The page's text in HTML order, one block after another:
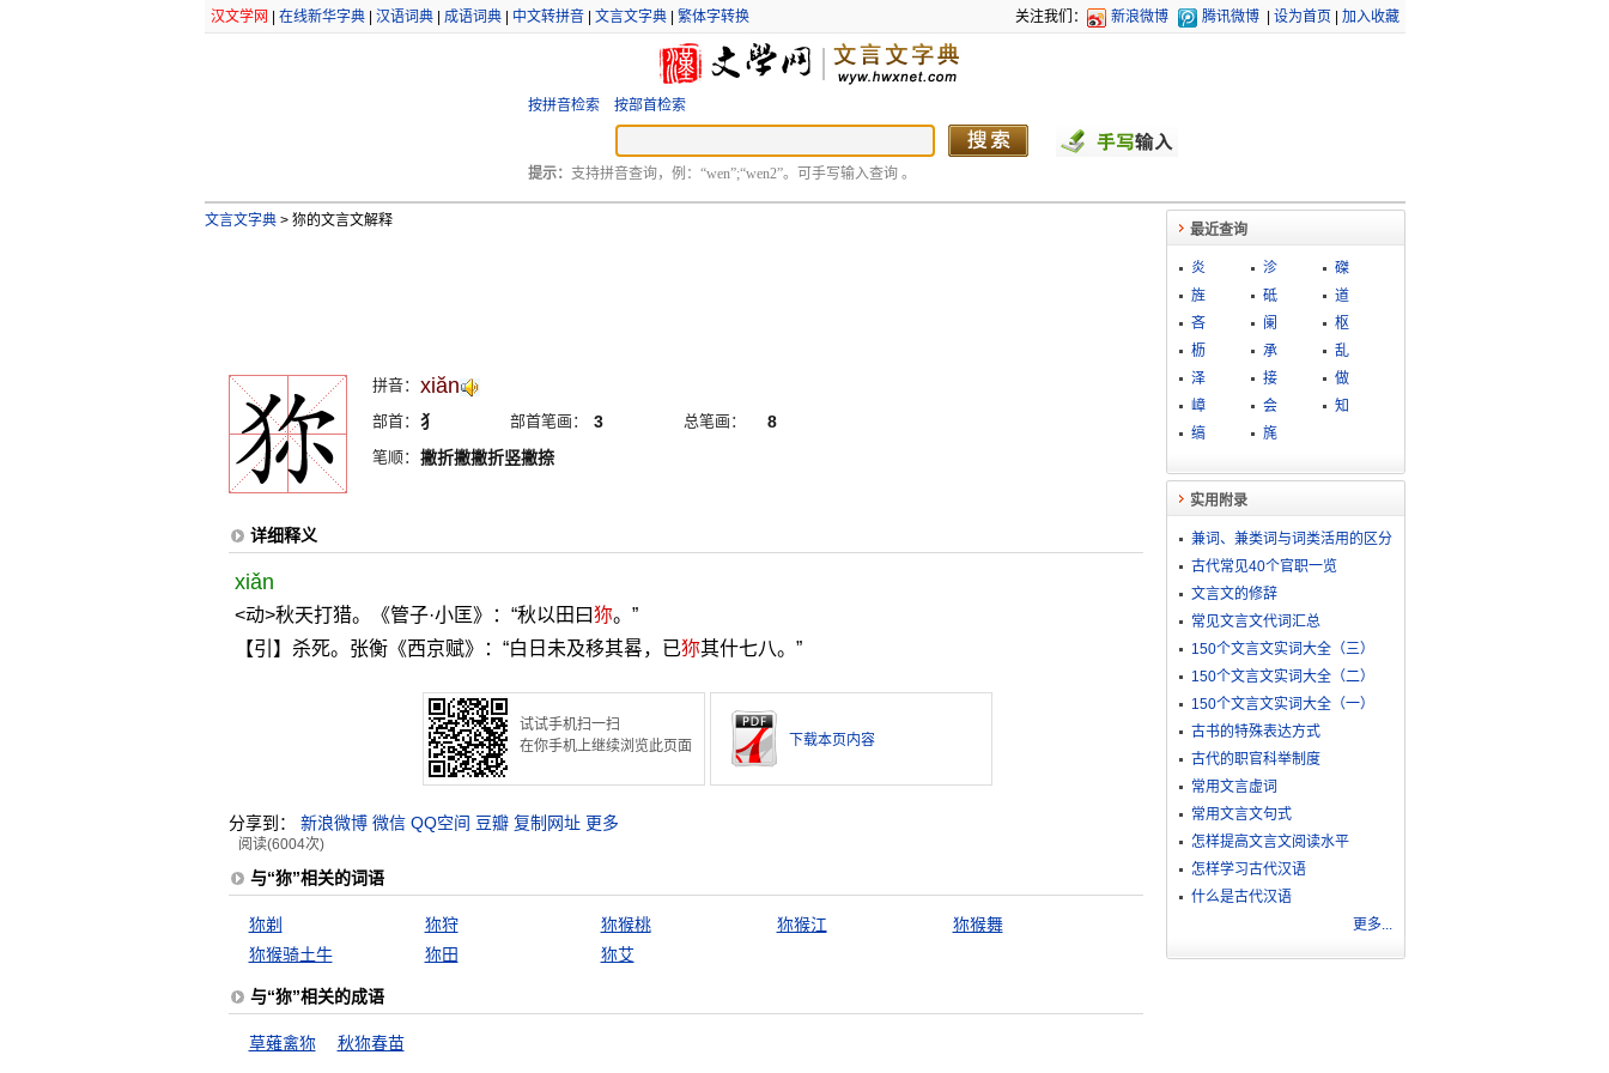
汉文学网 在线新华字典| 汉语词典| 成语词典| 中文转拼音| 文言文字典| 繁体字转换 关注我们： 新浪微博 腾讯微博 设为首页 加入收藏
按拼音检索 按部首检索
提示： 支持拼音查询，例：“wen”;“wen2”。可手写输入查询 。
文言文字典 >狝的文言文解释
拼音： xiăn
部首： 犭 部首笔画： 3 总笔画： 8
笔顺： 撇折撇撇折竖撇捺
详细释义
xiǎn
<动>秋天打猎。《管子·小匡》：“秋以田曰狝。”
【引】杀死。张衡《西京赋》：“白日未及移其晷，已狝其什七八。”
试试手机扫一扫
在你手机上继续浏览此页面
下载本页内容
分享到： 新浪微博 微信 QQ空间 豆瓣 复制网址 更多
阅读(6004次)
与“狝”相关的词语
狝剃 狝狩 狝猴桃 狝猴江
狝猴舞
狝猴骑土牛
狝田 狝艾
与“狝”相关的成语
草薙禽狝 秋狝春苗
最近查询
炎 沴
磔
旌
砥
道
吝
阑
枢
枥
承
乱
泽
接
做
嶂
会
知
缟
旄
实用附录
兼词、兼类词与词类活用的区分
古代常见40个官职一览
文言文的修辞
常见文言文代词汇总
150个文言文实词大全（三）
150个文言文实词大全（二）
150个文言文实词大全（一）
古书的特殊表达方式
古代的职官科举制度
常用文言虚词
常用文言文句式
怎样提高文言文阅读水平
怎样学习古代汉语
什么是古代汉语
更多...